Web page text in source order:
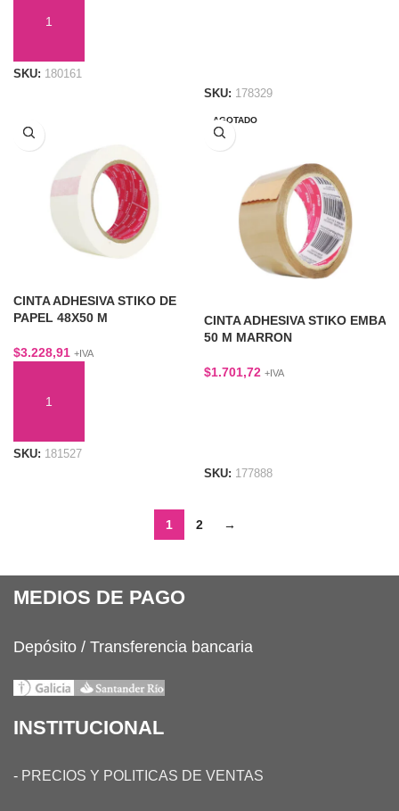
SKU: 180161
SKU: 178329
CINTA ADHESIVA STIKO DE
PAPEL 48X50 M
$3.228,91 +IVA
SKU: 181527
AGOTADO
CINTA ADHESIVA STIKO EMBA
50 M MARRON
$1.701,72 +IVA
SKU: 177888
1 2 →
MEDIOS DE PAGO
Depósito / Transferencia bancaria
INSTITUCIONAL
- PRECIOS Y POLITICAS DE VENTAS